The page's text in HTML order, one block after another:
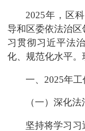
2025年，区
导和区委依法治
习贯彻习近平法
化、规范化水平。
一、 2025年
（一）深化
坚持将学习习